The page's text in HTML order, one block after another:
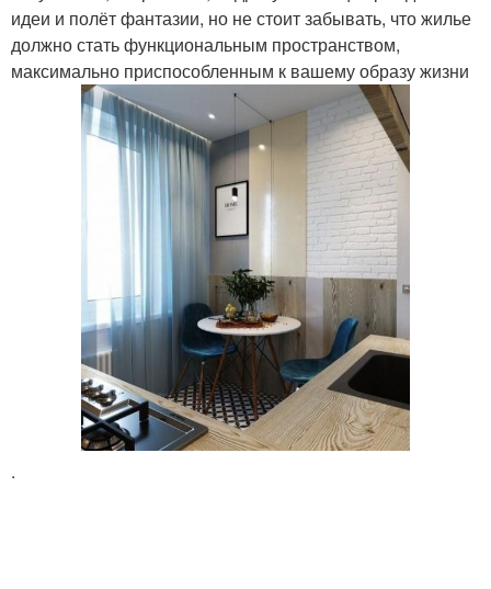
идеи и полёт фантазии, но не стоит забывать, что жилье
должно стать функциональным пространством,
максимально приспособленным к вашему образу жизни
.